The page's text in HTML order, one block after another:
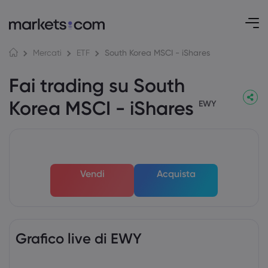
Mercati ETF South Korea MSCI - iShares
Fai trading su South
Korea MSCI - iShares EWY
Vendi Acquista
Grafico live di EWY